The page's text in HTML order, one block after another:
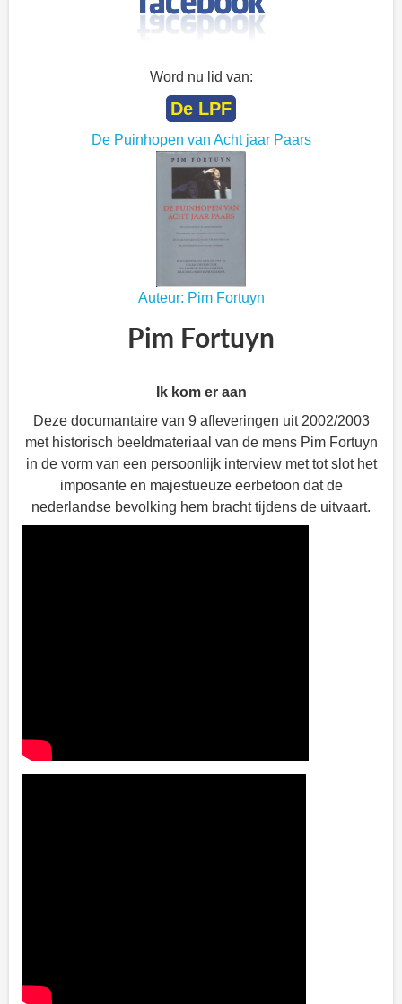
Word nu lid van:
De LPF
De Puinhopen van Acht jaar Paars
Auteur: Pim Fortuyn
Pim Fortuyn
Ik kom er aan
Deze documantaire van 9 afleveringen uit 2002/2003
met historisch beeldmateriaal van de mens Pim Fortuyn
in de vorm van een persoonlijk interview met tot slot het
imposante en majestueuze eerbetoon dat de
nederlandse bevolking hem bracht tijdens de uitvaart.